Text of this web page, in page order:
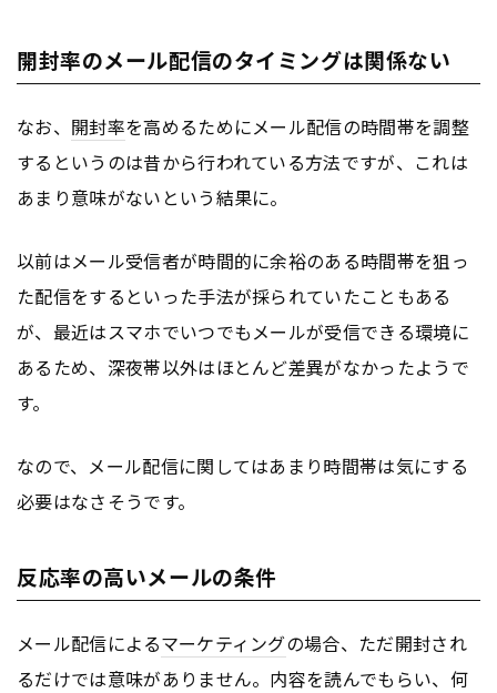
開封率のメール配信のタイミングは関係ない
なお、 開封率を高めるためにメール配信の時間帯を調整
するというのは昔から行われている方法ですが、これは
あまり意味がないという結果に。
以前はメール受信者が時間的に余裕のある時間帯を狙っ
た配信をするといった手法が採られていたこともある
が、最近はスマホでいつでもメールが受信できる環境に
あるため、深夜帯以外はほとんど差異がなかったようで
す。
なので、メール配信に関してはあまり時間帯は気にする
必要はなさそうです。
反応率の高いメールの条件
メール配信によるマーケティングの場合、ただ開封され
るだけでは意味がありません。内容を読んでもらい、何